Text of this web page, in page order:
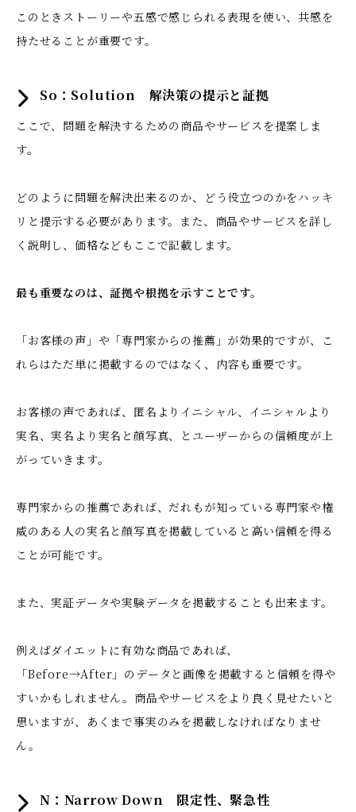
このときストーリーや五感で感じられる表現を使い、共感を
持たせることが重要です。
So：Solution 解決策の提示と証拠
ここで、問題を解決するための商品やサービスを提案しま
す。
どのように問題を解決出来るのか、どう役立つのかをハッキ
リと提示する必要があります。また、商品やサービスを詳し
く説明し、価格などもここで記載します。
最も重要なのは、証拠や根拠を示すことです。
「お客様の声」や「専門家からの推薦」が効果的ですが、こ
れらはただ単に掲載するのではなく、内容も重要です。
お客様の声であれば、匿名よりイニシャル、イニシャルより
実名、実名より実名と顔写真、とユーザーからの信頼度が上
がっていきます。
専門家からの推薦であれば、だれもが知っている専門家や権
威のある人の実名と顔写真を掲載していると高い信頼を得る
ことが可能です。
また、実証データや実験データを掲載することも出来ます。
例えばダイエットに有効な商品であれば、
「Before→After」のデータと画像を掲載すると信頼を得や
すいかもしれません。商品やサービスをより良く見せたいと
思いますが、あくまで事実のみを掲載しなければなりませ
ん。
N：Narrow Down 限定性、緊急性